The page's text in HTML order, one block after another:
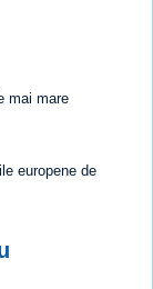
mai mare
europene de